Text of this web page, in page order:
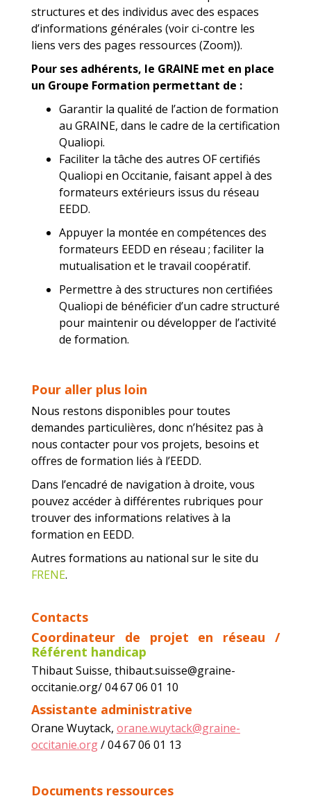
structures et des individus avec des espaces
d’informations générales (voir ci-contre les
liens vers des pages ressources (Zoom)).
Pour ses adhérents, le GRAINE met en place
un Groupe Formation permettant de :
Garantir la qualité de l’action de formation
au GRAINE, dans le cadre de la certification
Qualiopi.
Faciliter la tâche des autres OF certifiés
Qualiopi en Occitanie, faisant appel à des
formateurs extérieurs issus du réseau
EEDD.
Appuyer la montée en compétences des
formateurs EEDD en réseau ; faciliter la
mutualisation et le travail coopératif.
Permettre à des structures non certifiées
Qualiopi de bénéficier d’un cadre structuré
pour maintenir ou développer de l’activité
de formation.
Pour aller plus loin
Nous restons disponibles pour toutes
demandes particulières, donc n’hésitez pas à
nous contacter pour vos projets, besoins et
offres de formation liés à l’EEDD.
Dans l’encadré de navigation à droite, vous
pouvez accéder à différentes rubriques pour
trouver des informations relatives à la
formation en EEDD.
Autres formations au national sur le site du
FRENE.
Contacts
Coordinateur de projet en réseau /
Référent handicap
Thibaut Suisse, thibaut.suisse@graine-
occitanie.org/ 04 67 06 01 10
Assistante administrative
Orane Wuytack, orane.wuytack@graine-
occitanie.org/ 04 67 06 01 13
Documents ressources